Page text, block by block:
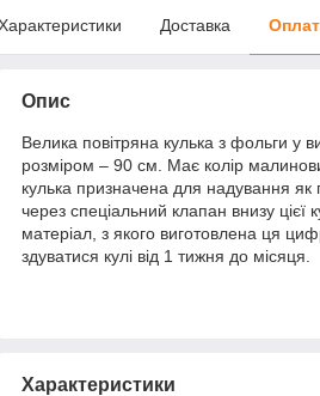
Доставка
Опис
Велика повітряна кулька з фольги у
розміром – 90 см. Має колір
кулька призначена для надування як
через спеціальний клапан внизу цієї
матеріал, з якого виготовлена ця
здуватися кулі від 1 тижня до місяця.
Характеристики